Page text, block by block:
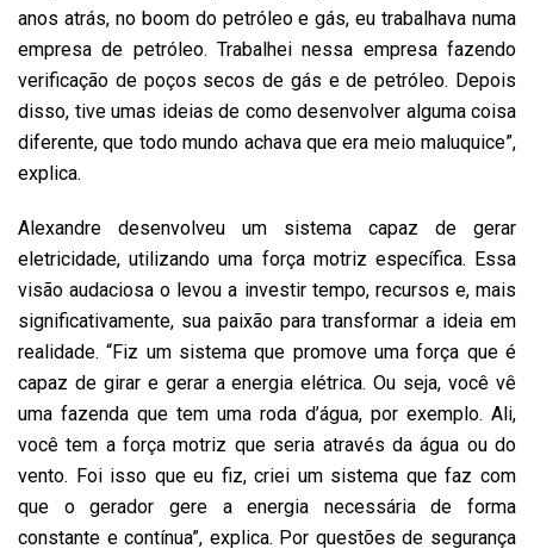
anos atrás, no boom do petróleo e gás, eu trabalhava numa
empresa de petróleo. Trabalhei nessa empresa fazendo
verificação de poços secos de gás e de petróleo. Depois
disso, tive umas ideias de como desenvolver alguma coisa
diferente, que todo mundo achava que era meio maluquice”,
explica.
Alexandre desenvolveu um sistema capaz de gerar
eletricidade, utilizando uma força motriz específica. Essa
visão audaciosa o levou a investir tempo, recursos e, mais
significativamente, sua paixão para transformar a ideia em
realidade. “Fiz um sistema que promove uma força que é
capaz de girar e gerar a energia elétrica. Ou seja, você vê
uma fazenda que tem uma roda d’água, por exemplo. Ali,
você tem a força motriz que seria através da água ou do
vento. Foi isso que eu fiz, criei um sistema que faz com
que o gerador gere a energia necessária de forma
constante e contínua”, explica. Por questões de segurança